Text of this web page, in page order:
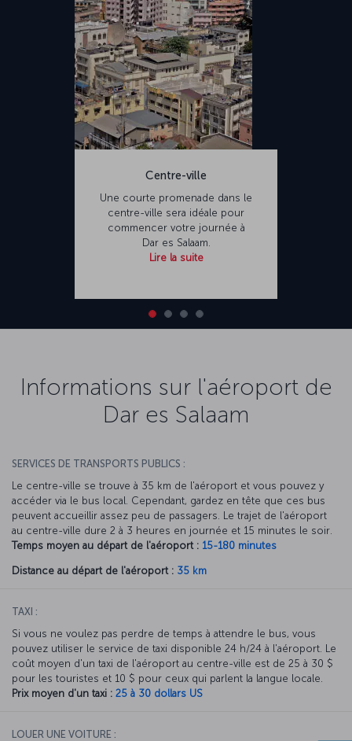
Centre-ville
Une courte promenade dans le
centre-ville sera idéale pour
commencer votre journée à
Dar es Salaam.
Lire la suite
Informations sur l'aéroport de
Dar es Salaam
SERVICES DE TRANSPORTS PUBLICS :
Le centre-ville se trouve à 35 km de l'aéroport et vous pouvez y
accéder via le bus local. Cependant, gardez en tête que ces bus
peuvent accueillir assez peu de passagers. Le trajet de l'aéroport
au centre-ville dure 2 à 3 heures en journée et 15 minutes le soir.
Temps moyen au départ de l'aéroport : 15-180 minutes
Distance au départ de l'aéroport : 35 km
TAXI :
Si vous ne voulez pas perdre de temps à attendre le bus, vous
pouvez utiliser le service de taxi disponible 24 h/24 à l'aéroport. Le
coût moyen d'un taxi de l'aéroport au centre-ville est de 25 à 30 $
pour les touristes et 10 $ pour ceux qui parlent la langue locale.
Prix moyen d'un taxi : 25 à 30 dollars US
LOUER UNE VOITURE :